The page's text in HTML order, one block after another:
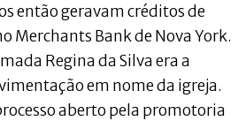
então geravam créditos de
Merchants Bank de Nova York.
Regina da Silva era a
em nome da igreja.
aberto pela promotoria